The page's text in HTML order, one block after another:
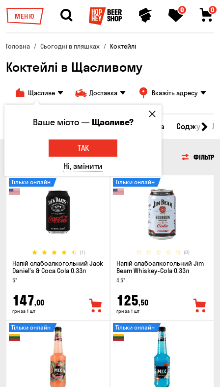
МЕНЮ
0 0
Головна Сьогодні в пляшках Коктейлі
Коктейлі в Щасливому
Щасливе Доставка Вкажіть адресу
Вино Віскі Коктейлі Горілка Соджу
КОКТЕЙЛІ ФІЛЬТР
(1)
Тільки онлайн
Напій слабоалкогольний Jack
Daniel's & Coca Cola 0.33л
5°
147,00
грн за 1 шт
(0)
Тільки онлайн
Напій слабоалкогольний Jim
Beam Whiskey-Cola 0.33л
4.5°
125,50
грн за 1 шт
Тільки онлайн Тільки онлайн
Ваше місто —Щасливе?
ТАК
Ні, змінити